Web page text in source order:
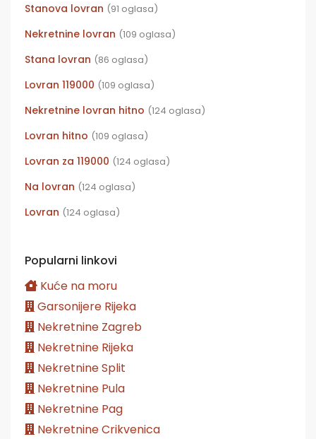
Stanova lovran (91 oglasa)
Nekretnine lovran (109 oglasa)
Stana lovran (86 oglasa)
Lovran 119000 (109 oglasa)
Nekretnine lovran hitno (124 oglasa)
Lovran hitno (109 oglasa)
Lovran za 119000 (124 oglasa)
Na lovran (124 oglasa)
Lovran (124 oglasa)
Popularni linkovi
Kuće na moru
Garsonijere Rijeka
Nekretnine Zagreb
Nekretnine Rijeka
Nekretnine Split
Nekretnine Pula
Nekretnine Pag
Nekretnine Crikvenica